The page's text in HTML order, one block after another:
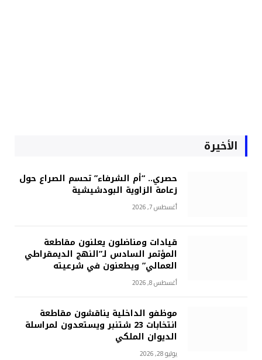
الأخيرة
حصري.. “أم الشرفاء” تحسم الصراع حول
زعامة الزاوية البودشيشية
أغسطس 7, 2026
قيادات ومناضلون يعلنون مقاطعة
المؤتمر السادس لـ”النهج الديمقراطي
العمالي” ويطعنون في شرعيته
أغسطس 8, 2026
موظفو الداخلية يناقشون مقاطعة
انتخابات 23 شتنبر ويستعدون لمراسلة
الديوان الملكي
يوليو 28, 2026